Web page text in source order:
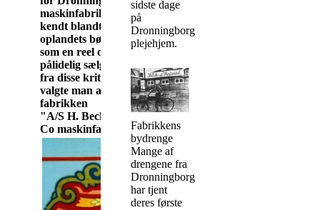
maskinfabrik, var
kendt blandt
oplandets bønder,
som en reel og
pålidelig sælger. Ud
fra disse kriterier
valgte man at kalde
fabrikken
"A/S H. Becker &
Co maskinfabrik".
sidste dage
på
Dronningborg
plejehjem.
Fabrikkens
bydrenge
Mange af
drengene fra
Dronningborg
har tjent
deres første